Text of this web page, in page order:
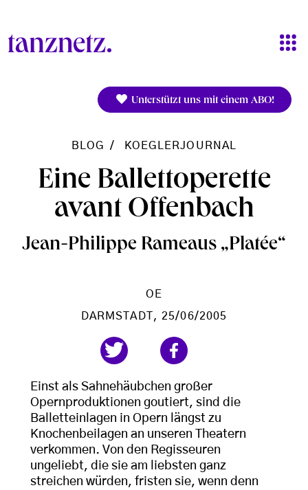
Unterstützt uns mit einem ABO!
BLOG KOEGLERJOURNAL
Eine Ballettoperette
avant Offenbach
Jean-Philippe Rameaus „Platée“
OE
DARMSTADT
, 25/06/2005
Einst als Sahnehäubchen großer
Opernproduktionen goutiert, sind die
Balletteinlagen in Opern längst zu
Knochenbeilagen an unseren Theatern
verkommen. Von den Regisseuren
ungeliebt, die sie am liebsten ganz
streichen würden, fristen sie, wenn denn